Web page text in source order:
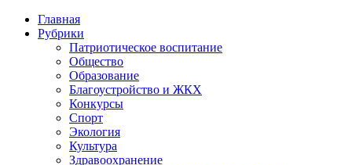
Главная
Рубрики
Патриотическое воспитание
Общество
Образование
Благоустройство и ЖКХ
Конкурсы
Спорт
Экология
Культура
Здравоохранение